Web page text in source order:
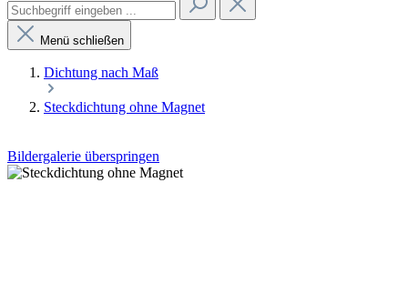
Menü schließen
Dichtung nach Maß
Steckdichtung ohne Magnet
Bildergalerie überspringen